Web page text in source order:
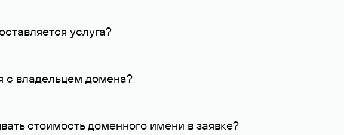
услуга?
в Руцентре и у других регистраторов. Для доменов,
с владельцем домена?
используются его контактные данные, доступные Руцентру.
стоимость доменного имени в заявке?